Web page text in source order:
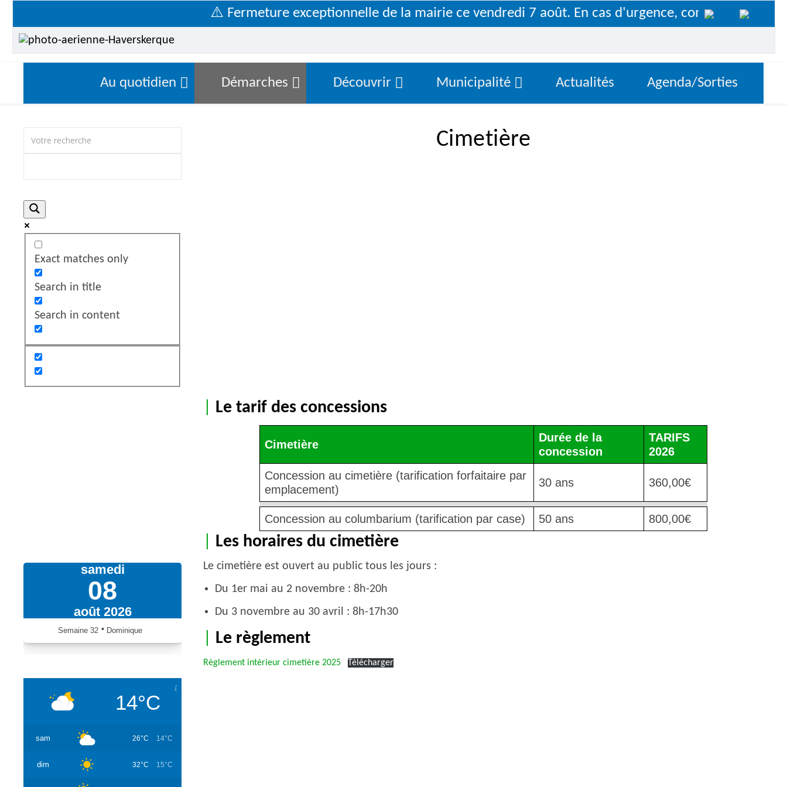
⚠️ Fermeture exceptionnelle de la mairie ce vendredi 7 août. En cas d'urgence, contactez le 07
Au quotidien Démarches Découvrir Municipalité Actualités Agenda/Sorties
Exact matches only
Search in title
Search in content
samedi
08
août 2026
Semaine 32 • Dominique
14°C
sam 26°C 14°C
dim 32°C 15°C
Cimetière
Le tarif des concessions
Cimetière
Durée de la
concession
TARIFS
2026
Concession au cimetière (tarification forfaitaire par
emplacement)
30 ans 360,00€
Concession au columbarium (tarification par case) 50 ans 800,00€
Les horaires du cimetière
Le cimetière est ouvert au public tous les jours :
Du 1er mai au 2 novembre : 8h-20h
Du 3 novembre au 30 avril : 8h-17h30
Le règlement
Règlement intérieur cimetière 2025 Télécharger